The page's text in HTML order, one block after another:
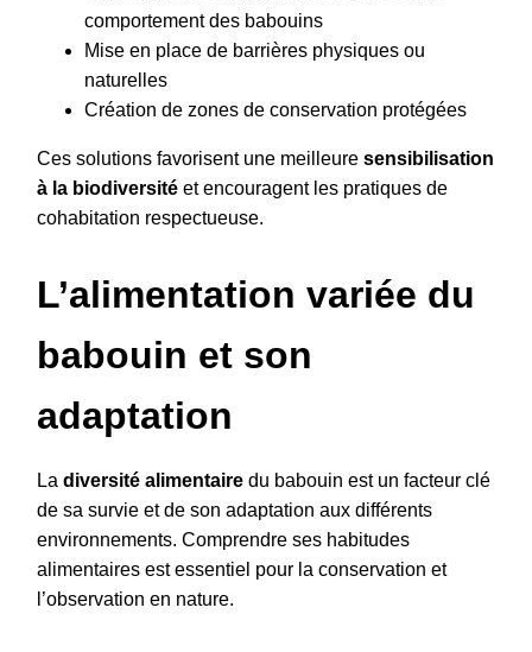
comportement des babouins
Mise en place de barrières physiques ou
naturelles
Création de zones de conservation protégées
Ces solutions favorisent une meilleure sensibilisation
à la biodiversité et encouragent les pratiques de
cohabitation respectueuse.
L’alimentation variée du
babouin et son
adaptation
La diversité alimentaire du babouin est un facteur clé
de sa survie et de son adaptation aux différents
environnements. Comprendre ses habitudes
alimentaires est essentiel pour la conservation et
l’observation en nature.